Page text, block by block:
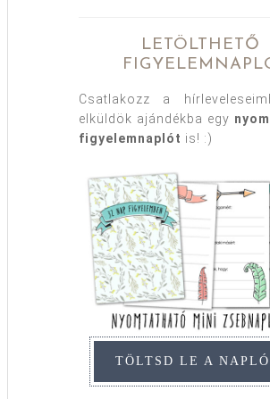
LETÖLTHETŐ
Csatlakozz a
elküldök ajándékba egy
figyelemnaplót is! :)
TÖLTSD LE A